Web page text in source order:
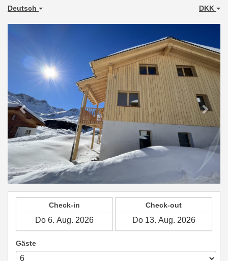
Deutsch DKK
Check-in Check-out
Gäste